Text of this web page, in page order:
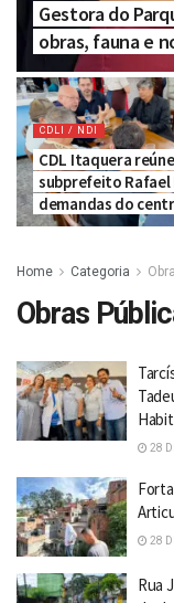
Gestora do
obras, fauna e
CDLI / NDI
CDL Itaquera
subprefeito
demandas do
Home Categoria
Obras
28
28
Rua